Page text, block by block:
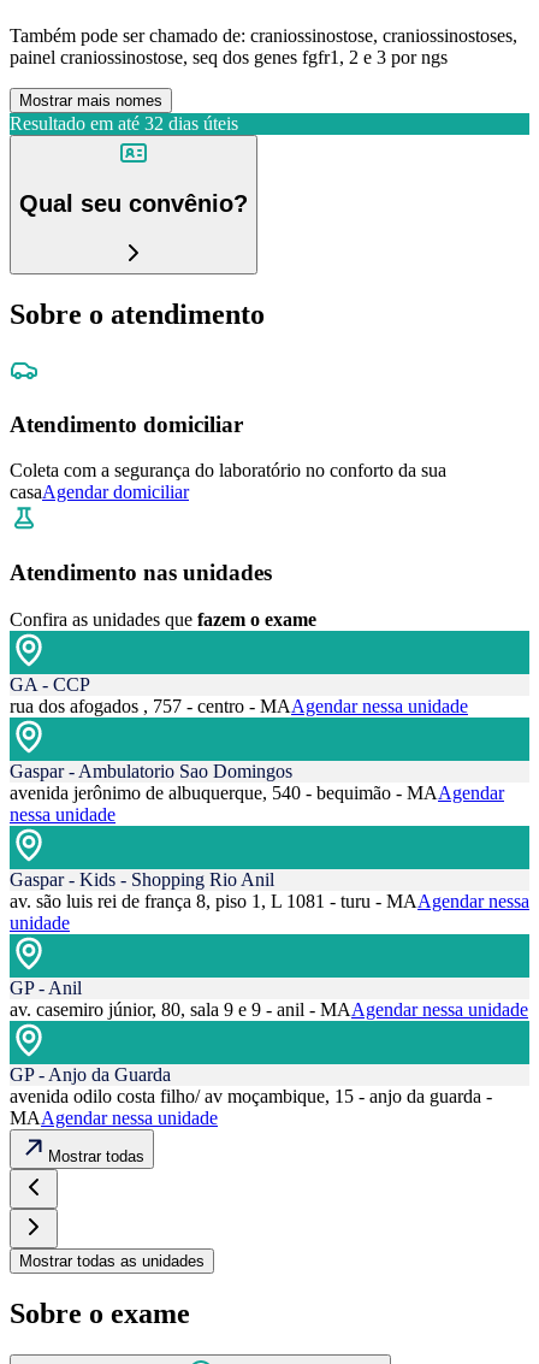
Também pode ser chamado de: craniossinostose, craniossinostoses,
painel craniossinostose, seq dos genes fgfr1, 2 e 3 por ngs
Mostrar mais nomes
Resultado em até 32 dias úteis
Qual seu convênio?
Sobre o atendimento
Atendimento domiciliar
Coleta com a segurança do laboratório no conforto da sua
casaAgendar domiciliar
Atendimento nas unidades
Confira as unidades que fazem o exame
GA - CCP
rua dos afogados , 757 - centro - MAAgendar nessa unidade
Gaspar - Ambulatorio Sao Domingos
avenida jerônimo de albuquerque, 540 - bequimão - MAAgendar
nessa unidade
Gaspar - Kids - Shopping Rio Anil
av. são luis rei de frança 8, piso 1, L 1081 - turu - MAAgendar nessa
unidade
GP - Anil
av. casemiro júnior, 80, sala 9 e 9 - anil - MAAgendar nessa unidade
GP - Anjo da Guarda
avenida odilo costa filho/ av moçambique, 15 - anjo da guarda -
MAAgendar nessa unidade
Mostrar todas
Mostrar todas as unidades
Sobre o exame